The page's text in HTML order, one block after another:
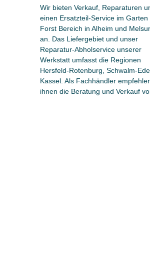
Wir bieten Verkauf, Reparaturen
einen Ersatzteil-Service im Garten
Forst Bereich in Alheim und
an. Das Liefergebiet und unser
Reparatur-Abholservice unserer
Werkstatt umfasst die Regionen
Hersfeld-Rotenburg, Schwalm-
Kassel. Als Fachhändler
ihnen die Beratung und Verkauf